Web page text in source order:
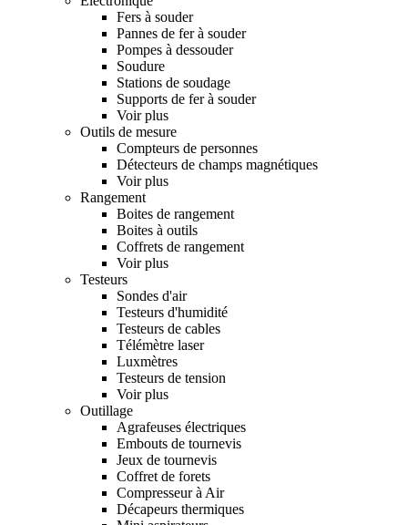
Fers à souder
Pannes de fer à souder
Pompes à dessouder
Soudure
Stations de soudage
Supports de fer à souder
Voir plus
Outils de mesure
Compteurs de personnes
Détecteurs de champs magnétiques
Voir plus
Rangement
Boites de rangement
Boites à outils
Coffrets de rangement
Voir plus
Testeurs
Sondes d'air
Testeurs d'humidité
Testeurs de cables
Télémètre laser
Luxmètres
Testeurs de tension
Voir plus
Outillage
Agrafeuses électriques
Embouts de tournevis
Jeux de tournevis
Coffret de forets
Compresseur à Air
Décapeurs thermiques